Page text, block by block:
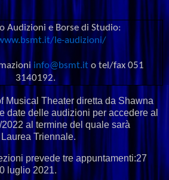
Audizioni e Borse di Studio:
le-audizioni/
info@bsmt.it o tel/fax 051
3140192.
Musical Theater diretta da Shawna
date delle audizioni per accedere al
al termine del quale sarà
Triennale.
prevede tre appuntamenti:27
luglio 2021.